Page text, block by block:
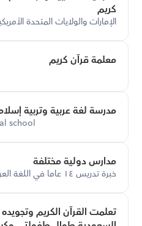
كريم
الإمارات والولايات المتحدة
معلمة قرآن كريم
مدرسة لغة عربية وتربية
school
مدارس دولية مختلفة
خبرة تدريس ١٤ عاما في اللغة العربية والدراسات الإسلامية